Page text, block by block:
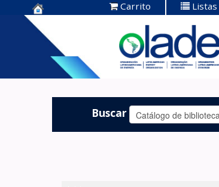
Centro de
Documentación
OLADE -
Carrito Listas
Buscar